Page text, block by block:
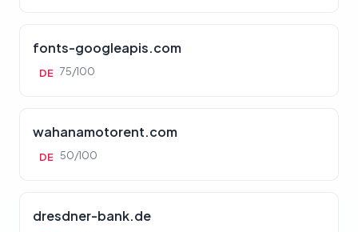
fonts-googleapis.com
DE 75/100
wahanamotorent.com
DE 50/100
dresdner-bank.de